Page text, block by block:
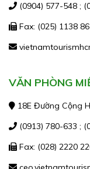
(0904) 577-548 ;
Fax: (025) 1138
VĂN PHÒNG
18E Đường Cộng
(0913) 780-633 ;
Fax: (028) 2220